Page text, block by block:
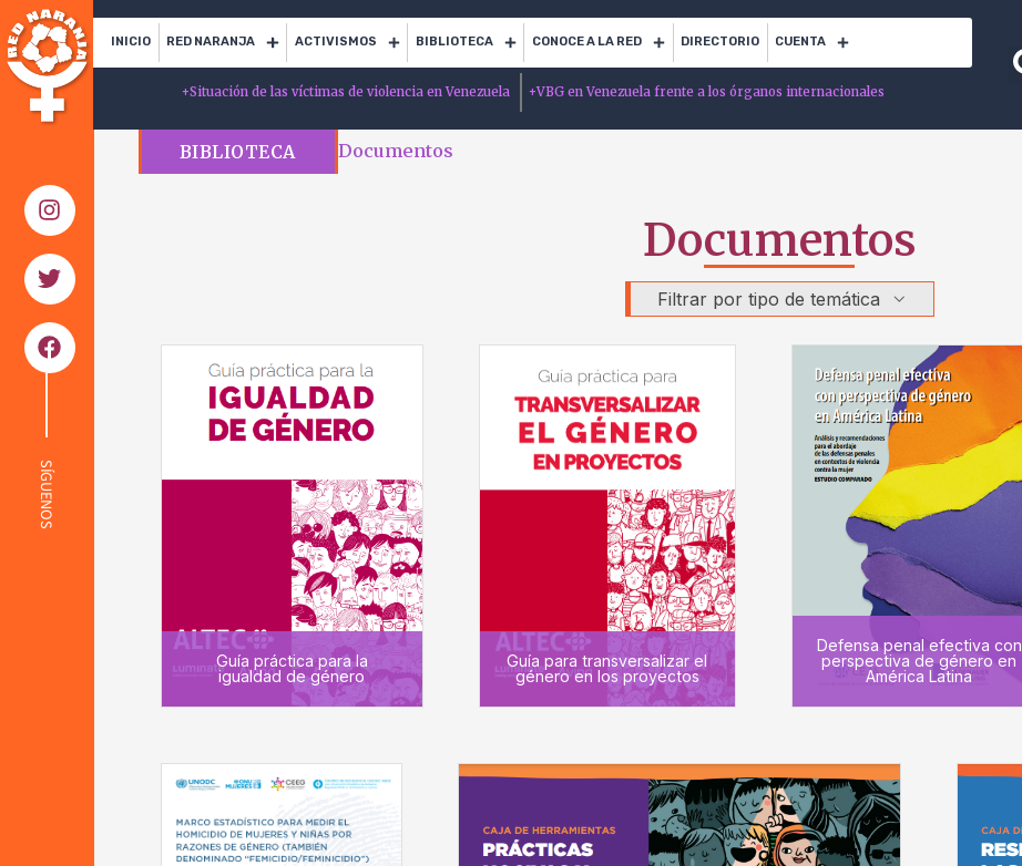
INICIO RED NARANJA ACTIVISMOS BIBLIOTECA CONOCE A LA RED DIRECTORIO CUENTA
+Situación de las víctimas de violencia en Venezuela +VBG en Venezuela frente a los órganos internacionales
SÍGUENOS
BIBLIOTECA Documentos
Documentos
Filtrar por tipo de temática
Guía práctica para la
igualdad de género
Guía para transversalizar el
género en los proyectos
Defensa penal efectiva con
perspectiva de género en
América Latina